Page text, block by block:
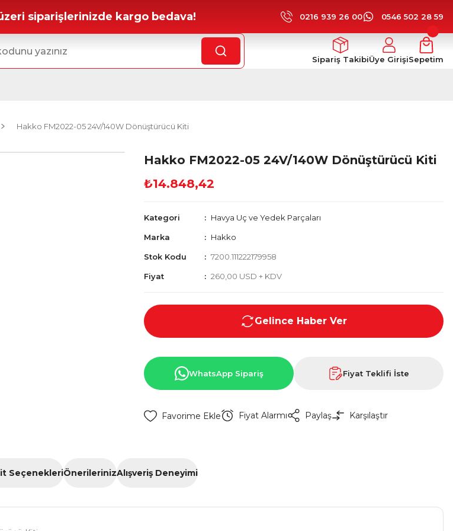
siparişlerinizde kargo bedava! 0216 939 26 00 0546 502 28 59
Sipariş TakibiÜye GirişiSepetim
Hakko FM2022-05 24V/140W Dönüştürücü Kiti
Hakko FM2022-05 24V/140W Dönüştürücü Kiti
₺14.848,42
Kategori Havya Uç ve Yedek Parçaları
Marka Hakko
Stok Kodu 7200.111222179958
Fiyat 260,00 USD + KDV
Gelince Haber Ver
WhatsApp Sipariş Fiyat Teklifi İste
Fiyat Alarmı Paylaş Karşılaştır
SeçenekleriÖnerilerinizAlışveriş Deneyimi